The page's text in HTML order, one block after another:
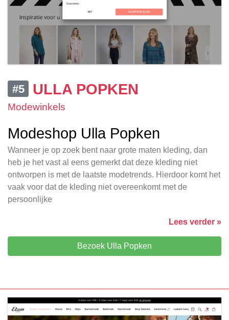
#5 ULLA POPKEN
Modewinkels
Modeshop Ulla Popken
Wanneer je op zoek bent naar grote maten kleding, dan
heb je het vast al eens gemerkt dat deze kleding niet
ontworpen is met de laatste modetrends. Hierdoor komt het
vaak voor dat de kleding niet overeenkomt met de
persoonlijke
Lees verder »
Bezoek Ulla Popken